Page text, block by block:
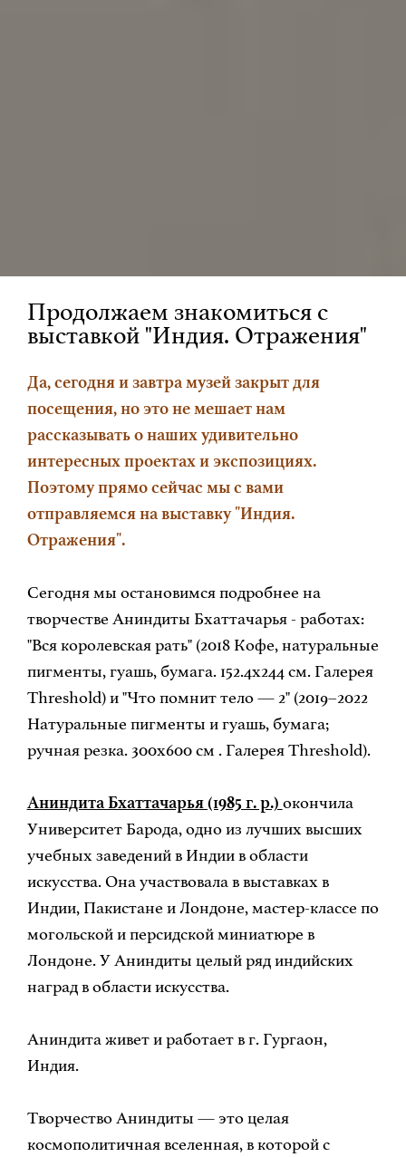
Продолжаем знакомиться с
выставкой "Индия. Отражения"
Да, сегодня и завтра музей закрыт для
посещения, но это не мешает нам
рассказывать о наших удивительно
интересных проектах и экспозициях.
Поэтому прямо сейчас мы с вами
отправляемся на выставку "Индия.
Отражения".
Сегодня мы остановимся подробнее на
творчестве Аниндиты Бхаттачарья - работах:
"Вся королевская рать" (2018 Кофе, натуральные
пигменты, гуашь, бумага. 152.4x244 см. Галерея
Threshold) и "Что помнит тело — 2" (2019–2022
Натуральные пигменты и гуашь, бумага;
ручная резка. 300х600 см . Галерея Threshold).
Аниндита Бхаттачарья (1985 г. р.) окончила
Университет Барода, одно из лучших высших
учебных заведений в Индии в области
искусства. Она участвовала в выставках в
Индии, Пакистане и Лондоне, мастер-классе по
могольской и персидской миниатюре в
Лондоне. У Аниндиты целый ряд индийских
наград в области искусства.
Аниндита живет и работает в г. Гургаон,
Индия.
Творчество Аниндиты — это целая
космополитичная вселенная, в которой с